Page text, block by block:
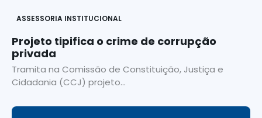
ASSESSORIA INSTITUCIONAL
Projeto tipifica o crime de corrupção
privada
Tramita na Comissão de Constituição, Justiça e
Cidadania (CCJ) projeto...